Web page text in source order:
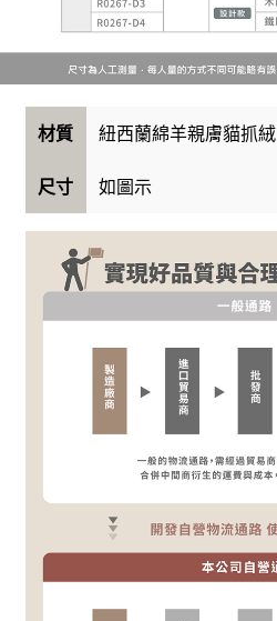
材質 紐西蘭綿羊親膚貓抓絨
尺寸 如圖示